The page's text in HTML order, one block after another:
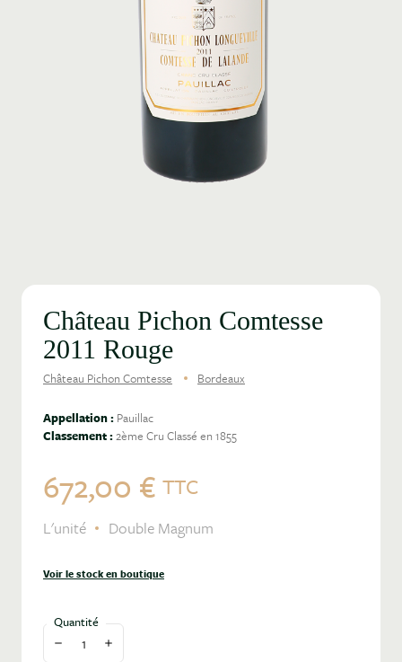
Château Pichon Comtesse
2011 Rouge
Château Pichon Comtesse Bordeaux
Appellation : Pauillac
Classement :2ème Cru Classé en 1855
672,00 € TTC
L'unité Double Magnum
Voir le stock en boutique
Quantité
Diminuer la quantité
Augmenter la quantité